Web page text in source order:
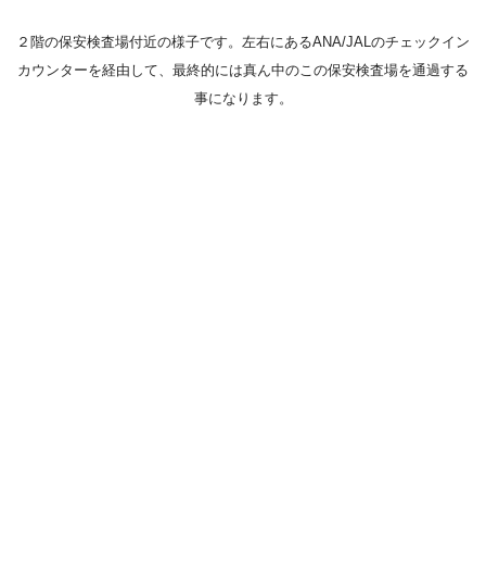
２階の保安検査場付近の様子です。左右にあるANA/JALのチェックイン
カウンターを経由して、最終的には真ん中のこの保安検査場を通過する
事になります。